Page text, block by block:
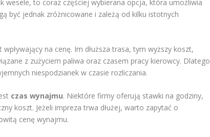
to coraz częściej wybierana opcja, która umożliwia
być jednak zróżnicowane i zależą od kilku istotnych
na cenę. Im dłuższa trasa, tym wyższy koszt,
z zużyciem paliwa oraz czasem pracy kierowcy. Dlatego
niespodzianek w czasie rozliczania.
czas wynajmu. Niektóre firmy oferują stawki na godziny,
koszt. Jeżeli impreza trwa dłużej, warto zapytać o
cenę wynajmu.